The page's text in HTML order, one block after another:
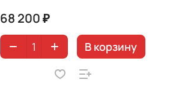
68 200 ₽
В корзину